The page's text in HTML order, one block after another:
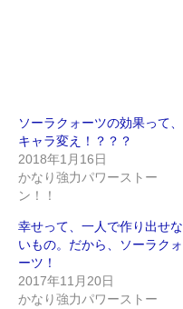
ソーラクォーツの効果って、
キャラ変え！？？？
2018年1月16日
かなり強力パワーストー
ン！！
幸せって、一人で作り出せな
いもの。だから、ソーラクォ
ーツ！
2017年11月20日
かなり強力パワーストー